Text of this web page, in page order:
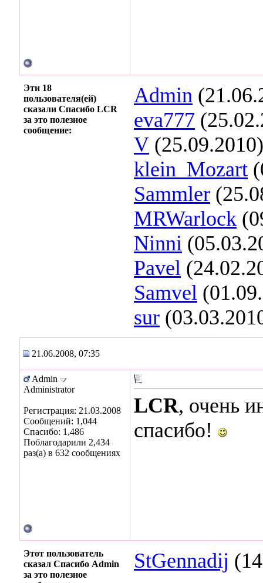
Эти 18
пользователя(ей)
сказали Спасибо LCR
за это полезное
сообщение:
Admin
eva777
V
klein_Mozart
Sammler
MRWarlock
Ninni
Pavel
Samvel
sur
21.06.2008, 07:35
Admin
Administrator
Регистрация: 21.03.2008
Сообщений: 1,044
Спасибо: 1,486
Поблагодарили 2,434
раз(а) в 632 сообщениях
LCR, очень
спасибо!
Этот пользователь
сказал Спасибо Admin
за это полезное
StGennadij